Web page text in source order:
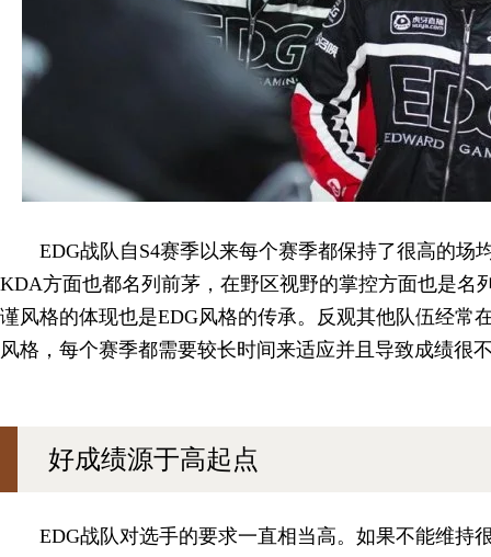
EDG战队自S4赛季以来每个赛季都保持了很高的场
KDA方面也都名列前茅，在野区视野的掌控方面也是名
谨风格的体现也是EDG风格的传承。反观其他队伍经常
风格，每个赛季都需要较长时间来适应并且导致成绩很
好成绩源于高起点
EDG战队对选手的要求一直相当高。如果不能维持